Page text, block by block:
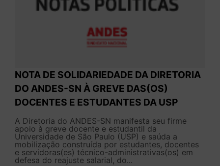
NOTA DE SOLIDARIEDADE DA DIRETORIA
DO ANDES-SN À GREVE DAS(OS)
DOCENTES E ESTUDANTES DA USP
A Diretoria do ANDES-SN manifesta seu firme
apoio à greve docente e estudantil da
Universidade de São Paulo (USP) e saúda a
mobilização construída por estudantes, docentes
e servidoras(es) técnico-administrativas(os) em
defesa do reajuste salarial, do...